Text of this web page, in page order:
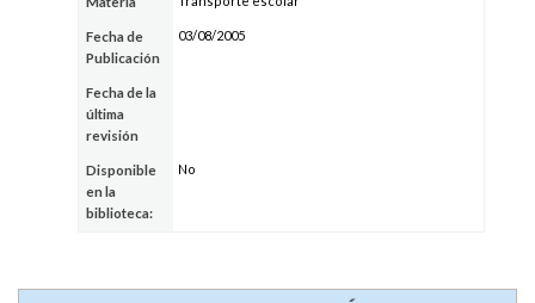
Fecha de
Publicación
03/08/2005
Fecha de la
última
revisión
Disponible
en la
biblioteca:
No